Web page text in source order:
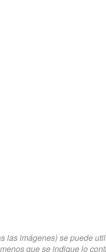
las imágenes) se puede
que se indique lo